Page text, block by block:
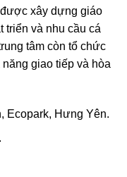
xây dựng giáo
triển và nhu cầu cá
tâm còn tổ chức
giao tiếp và hòa
Ecopark, Hưng Yên.